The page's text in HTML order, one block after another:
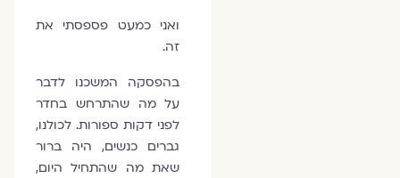
ואני כמעט פספסתי את
זה.
בהפסקה המשכנו לדבר
על מה שהתרחש בחדר
לפני דקות ספורות. לכולנו,
גברים כנשים, היה ברור
שאת מה שהתחיל היום,